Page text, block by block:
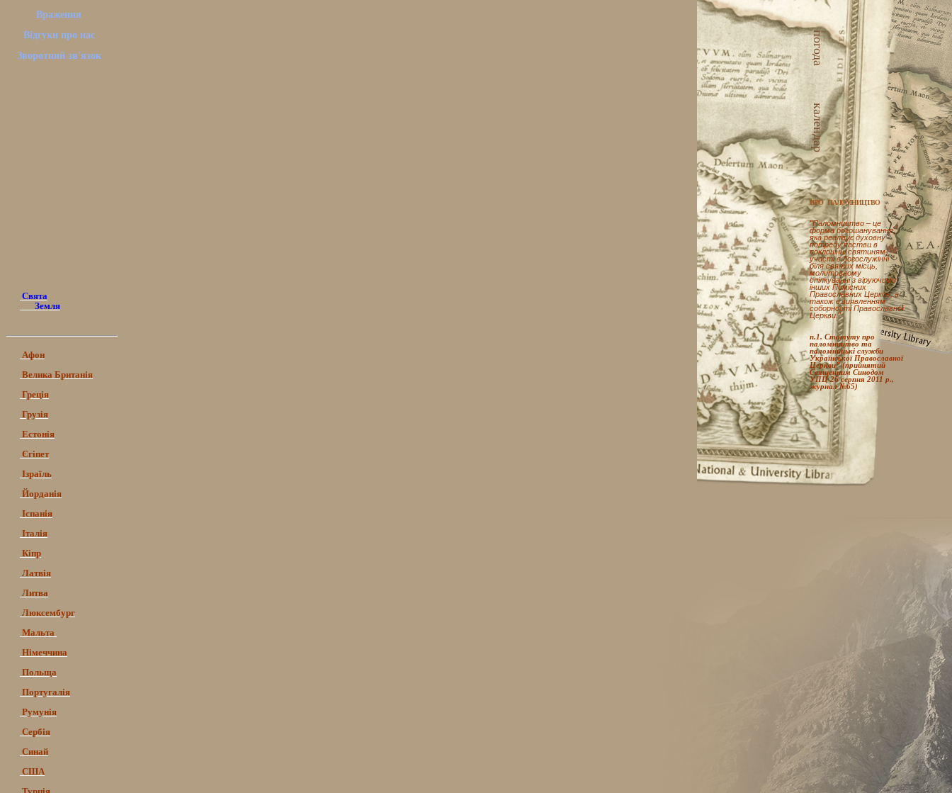
Враження
Відгуки про нас
Зворотний зв'язок
Свята
Земля
Афон
Велика Британія
Греція
Грузія
Естонія
Єгіпет
Ізраїль
Йорданія
Іспанія
Італія
Кіпр
Латвія
Литва
Люксембург
Мальта
Німеччина
Польща
Португалія
Румунія
Сербія
Синай
США
погода
календар
ПРО ПАЛОМНИЦТВО
"Паломництво – це
форма богошанування,
яка реалізує духовну
потребу пастви в
поклонінні святиням,
участі в богослужінні
біля святих місць,
молитовному
спілкуванні з віруючими
інших Помісних
Православних Церков, а
також є виявленням
соборності Православної
Церкви."
п.1. Статуту про
паломництво та
паломницькі служби
Української Православної
Церкви" (прийнятий
Священним Синодом
УПЦ 26 серпня 2011 р.,
журнал №65)